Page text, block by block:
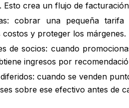
crea un flujo de
cobrar una pequeña
y proteger los márgenes.
de socios: cuando
ingresos por
cuando se venden
sobre ese efectivo antes de